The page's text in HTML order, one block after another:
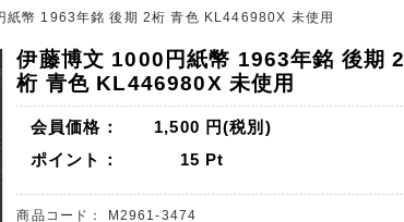
紙幣 1963年銘 後期 2桁 青色 KL446980X 未使用
伊藤博文 1000円紙幣 1963年銘 後期 2
桁 青色 KL446980X 未使用
会員価格： 1,500 円(税別)
ポイント：
15 Pt
商品コード： M2961-3474